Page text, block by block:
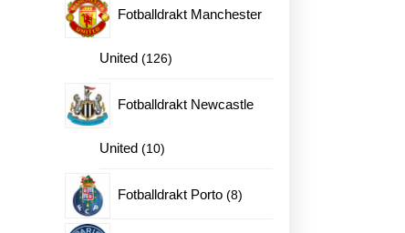
Fotballdrakt Manchester
United 126126
Fotballdrakt Newcastle
United 1010
Fotballdrakt Porto 88